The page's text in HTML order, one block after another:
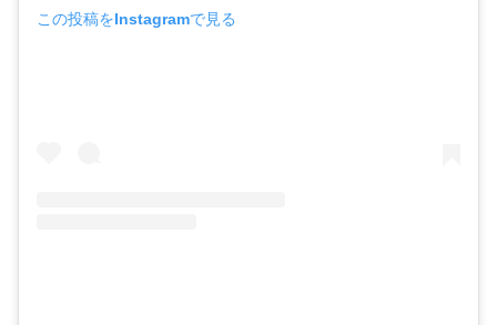
この投稿をInstagramで見る